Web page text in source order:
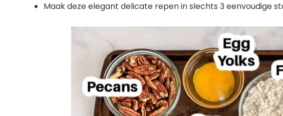
Maak deze elegant delicate repen in slechts 3 eenvoudige